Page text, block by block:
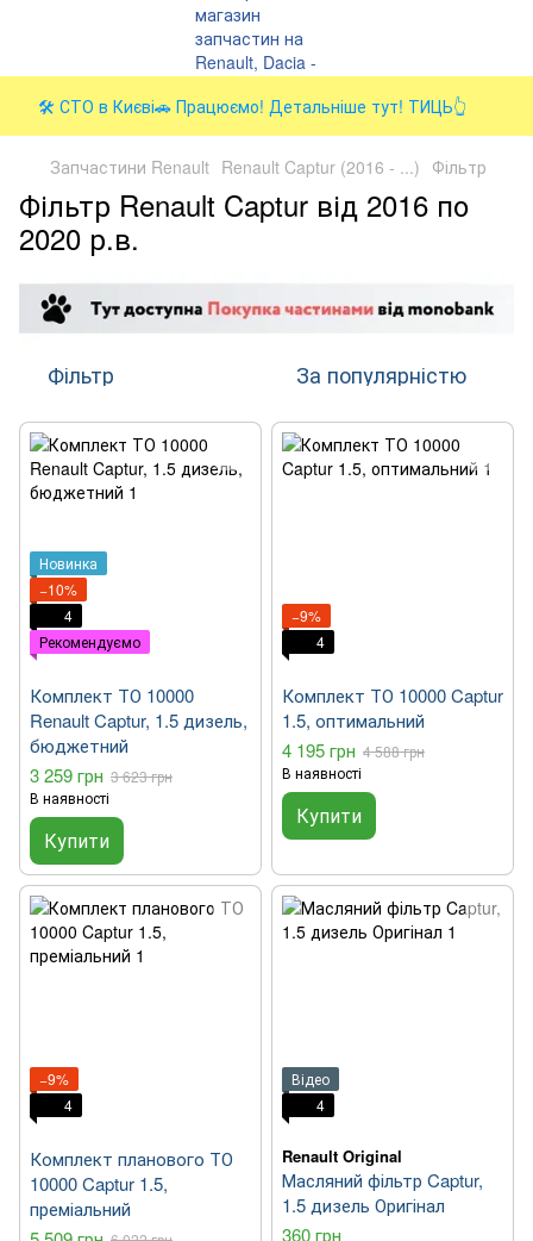
🛠️ СТО в Києві🚗 Працюємо! Детальніше тут! ТИЦЬ👆
Запчастини Renault Renault Captur (2016 - ...) Фільтр
Фільтр Renault Captur від 2016 по
2020 р.в.
Фільтр За популярністю
Новинка
−10%
4
Рекомендуємо
Комплект ТО 10000
Renault Captur, 1.5 дизель,
бюджетний
3 259 грн 3 623 грн
В наявності
Купити
−9%
4
Комплект ТО 10000 Captur
1.5, оптимальний
4 195 грн 4 588 грн
В наявності
Купити
−9%
4
Комплект планового ТО
10000 Captur 1.5,
преміальний
Відео
4
Renault Original
Масляний фільтр Captur,
1.5 дизель Оригінал
360 грн